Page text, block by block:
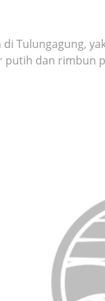
Tulungagung,
putih dan rimbun